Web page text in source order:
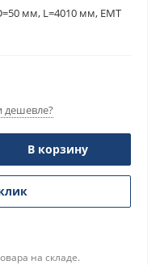
мм, L=4010 мм, EMT
В корзину
на складе.